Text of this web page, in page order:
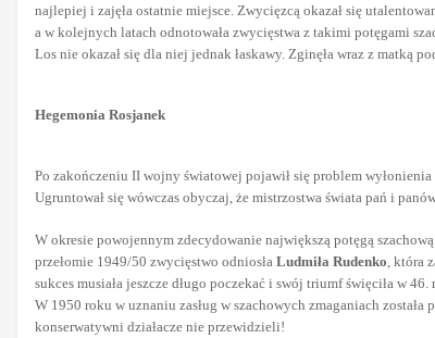
najlepiej i zajęła ostatnie miejsce. Zwycięzcą okazał się
a w kolejnych latach odnotowała zwycięstwa z takimi potęgami
Los nie okazał się dla niej jednak łaskawy. Zginęła wraz z matką
Hegemonia Rosjanek
Po zakończeniu II wojny światowej pojawił się problem
Ugruntował się wówczas obyczaj, że mistrzostwa świata pań i
W okresie powojennym zdecydowanie największą potęgą
przełomie 1949/50 zwycięstwo odniosła Ludmiła Rudenko , która
sukces musiała jeszcze długo poczekać i swój triumf święciła w
W 1950 roku w uznaniu zasług w szachowych zmaganiach
konserwatywni działacze nie przewidzieli!